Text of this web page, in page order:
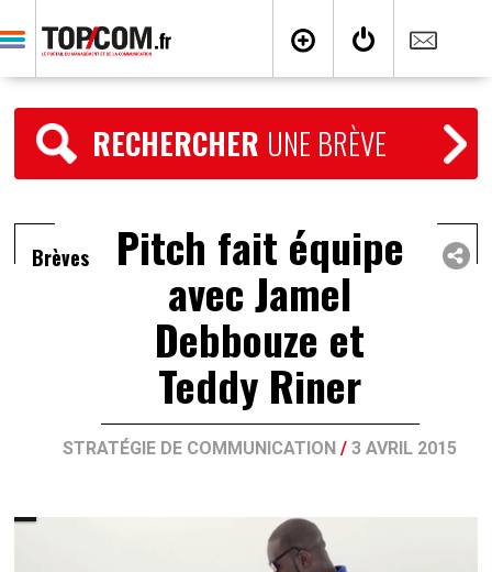
RECHERCHER UNE BRÈVE
Brèves Pitch fait équipe
avec Jamel
Debbouze et
Teddy Riner
STRATÉGIE DE COMMUNICATION /3 AVRIL 2015